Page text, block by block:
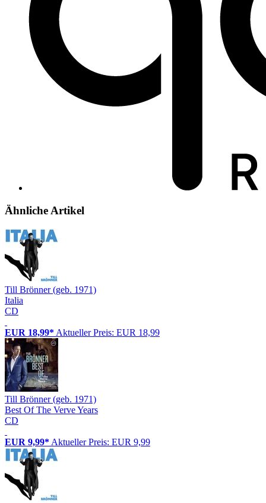
Ähnliche Artikel
Till Brönner (geb. 1971)
Italia
CD
EUR 18,99* Aktueller Preis: EUR 18,99
Till Brönner (geb. 1971)
Best Of The Verve Years
CD
EUR 9,99* Aktueller Preis: EUR 9,99